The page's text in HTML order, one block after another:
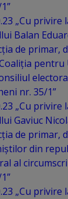
„Cu privire
Balan
de primar,
pentru
nr. 35/1”
„Cu privire
Gaviuc
de primar,
din
al
„Cu privire